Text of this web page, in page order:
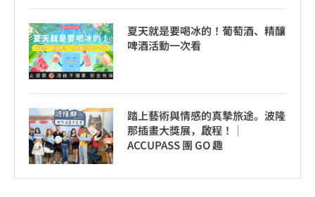
夏天就是要喝冰的！葡萄酒、精釀
啤酒活動一次看
踏上藝術與情感的真摯旅途。波隆
那插畫大獎展，啟程！│
ACCUPASS 團 GO 趣